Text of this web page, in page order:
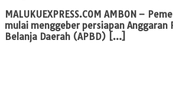
MALUKUEXPRESS.COM AMBON –
mulai menggeber persiapan Anggaran
Belanja Daerah (APBD) […]